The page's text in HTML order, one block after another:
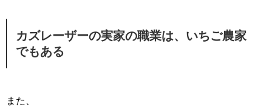
カズレーザーの実家の職業は、いちご農家
でもある
また、